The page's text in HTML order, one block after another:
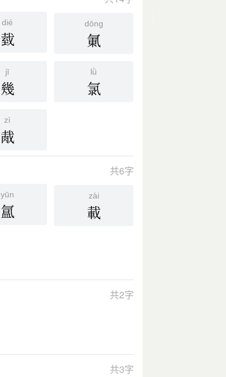
dié
臷
dōng
氭
jī
幾
lǜ
氯
zì
胾
共6字
yūn
氲
zài
載
共2字
共3字